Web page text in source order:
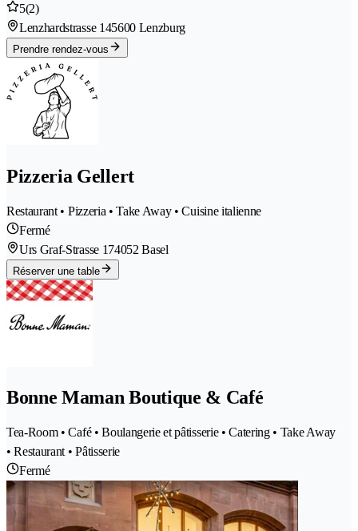
5(2)
Lenzhardstrasse 145600 Lenzburg
Prendre rendez-vous
Pizzeria Gellert
Restaurant • Pizzeria • Take Away • Cuisine italienne
Fermé
Urs Graf-Strasse 174052 Basel
Réserver une table
Bonne Maman Boutique & Café
Tea-Room • Café • Boulangerie et pâtisserie • Catering • Take Away
• Restaurant • Pâtisserie
Fermé